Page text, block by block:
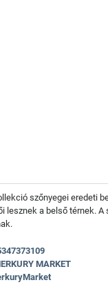
szőnyegei eredeti
lesznek a belső térnek.
MARKET